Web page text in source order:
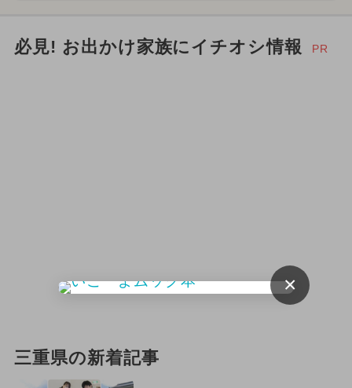
必見! お出かけ家族にイチオシ情報 PR
三重県の新着記事
×